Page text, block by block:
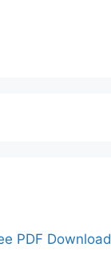
PDF Download